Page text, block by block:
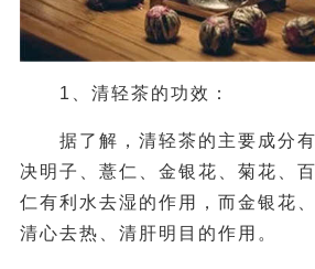
1、清轻茶的功效：
据了解，清轻茶的主要成分有
决明子、薏仁、金银花、菊花、
仁有利水去湿的作用，而金银花
清心去热、清肝明目的作用。